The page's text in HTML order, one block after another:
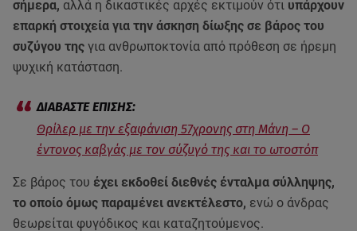
σήμερα, αλλά η δικαστικές αρχές εκτιμούν ότι υπάρχουν
επαρκή στοιχεία για την άσκηση δίωξης σε βάρος του
συζύγου της για ανθρωποκτονία από πρόθεση σε ήρεμη
ψυχική κατάσταση.
Θρίλερ με την εξαφάνιση 57χρονης στη Μάνη – Ο
έντονος καβγάς με τον σύζυγό της και το ωτοστόπ
Σε βάρος του έχει εκδοθεί διεθνές ένταλμα σύλληψης,
το οποίο όμως παραμένει ανεκτέλεστο, ενώ ο άνδρας
θεωρείται φυγόδικος και καταζητούμενος.